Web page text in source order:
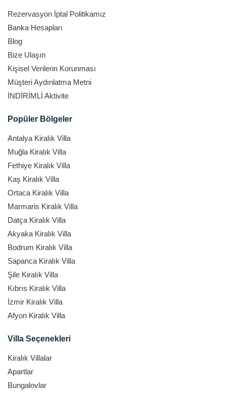
Rezervasyon İptal Politikamız
Banka Hesapları
Blog
Bize Ulaşın
Kişisel Verilerin Korunması
Müşteri Aydınlatma Metni
İNDİRİMLİ Aktivite
Popüler Bölgeler
Antalya Kiralık Villa
Muğla Kiralık Villa
Fethiye Kiralık Villa
Kaş Kiralık Villa
Ortaca Kiralık Villa
Marmaris Kiralık Villa
Datça Kiralık Villa
Akyaka Kiralık Villa
Bodrum Kiralık Villa
Sapanca Kiralık Villa
Şile Kiralık Villa
Kıbrıs Kiralık Villa
İzmir Kiralık Villa
Afyon Kiralık Villa
Villa Seçenekleri
Kiralık Villalar
Apartlar
Bungalovlar